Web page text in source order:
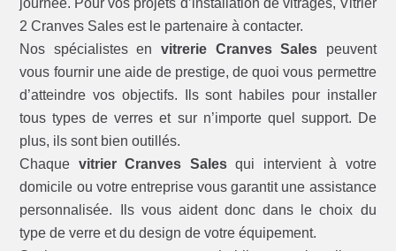
journée. Pour vos projets d’installation de vitrages, Vitrier
2 Cranves Sales est le partenaire à contacter.
Nos spécialistes en vitrerie Cranves Sales peuvent
vous fournir une aide de prestige, de quoi vous permettre
d’atteindre vos objectifs. Ils sont habiles pour installer
tous types de verres et sur n’importe quel support. De
plus, ils sont bien outillés.
Chaque vitrier Cranves Salesqui intervient à votre
domicile ou votre entreprise vous garantit une assistance
personnalisée. Ils vous aident donc dans le choix du
type de verre et du design de votre équipement.